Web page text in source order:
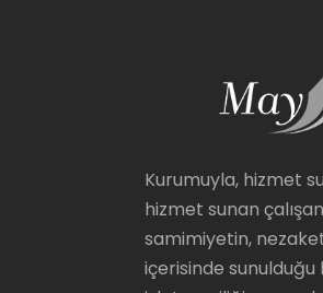
Kurumuyla, hizmet
hizmet sunan
samimiyetin,
içerisinde sunulduğu